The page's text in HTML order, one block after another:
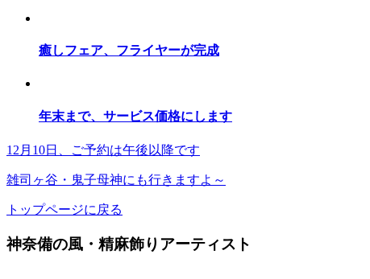
癒しフェア、フライヤーが完成
年末まで、サービス価格にします
12月10日、ご予約は午後以降です
雑司ヶ谷・鬼子母神にも行きますよ～
トップページに戻る
神奈備の風・精麻飾りアーティスト